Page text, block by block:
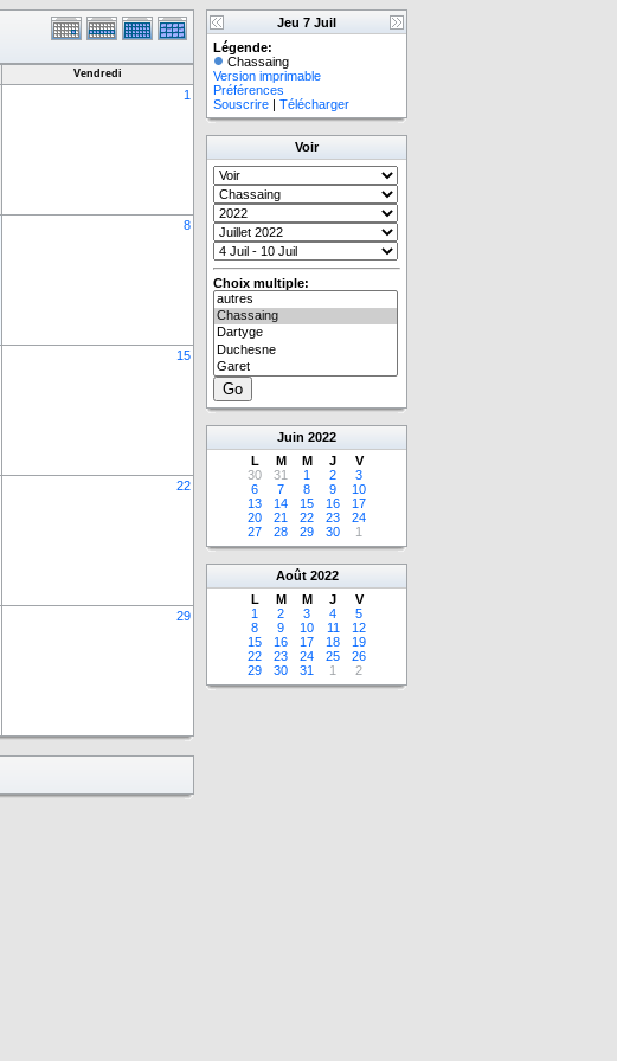
Vendredi
1
8
15
22
29
Jeu 7 Juil
Légende:
Chassaing
Version imprimable
Préférences
Souscrire | Télécharger
Voir
Choix multiple:
Juin 2022
L
M M J
V
30
31 1 2
3
6
7 8 9
10
13
14 15 16
17
20
21 22 23
24
27
28 29 30 1
Août 2022
L
M M J
V
1
2 3 4
5
8
9 10 11
12
15
16 17 18
19
22
23 24 25
26
29
30 31 1 2